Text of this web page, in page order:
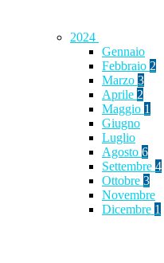
2024
Gennaio
Febbraio 2
Marzo 3
Aprile 2
Maggio 1
Giugno
Luglio
Agosto 6
Settembre 4
Ottobre 3
Novembre
Dicembre 1